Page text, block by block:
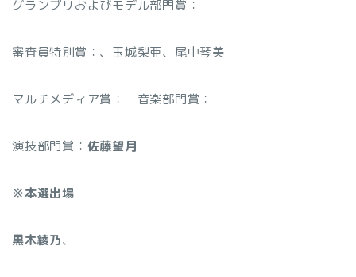
グランプリおよびモデル部門賞：
審査員特別賞： 、玉城梨亜、尾中琴美
マルチメディア賞： 音楽部門賞：
演技部門賞： 佐藤望月
※本選出場
黒木綾乃、